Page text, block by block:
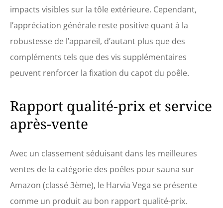
impacts visibles sur la tôle extérieure. Cependant,
l’appréciation générale reste positive quant à la
robustesse de l’appareil, d’autant plus que des
compléments tels que des vis supplémentaires
peuvent renforcer la fixation du capot du poêle.
Rapport qualité-prix et service
après-vente
Avec un classement séduisant dans les meilleures
ventes de la catégorie des poêles pour sauna sur
Amazon (classé 3ème), le Harvia Vega se présente
comme un produit au bon rapport qualité-prix.